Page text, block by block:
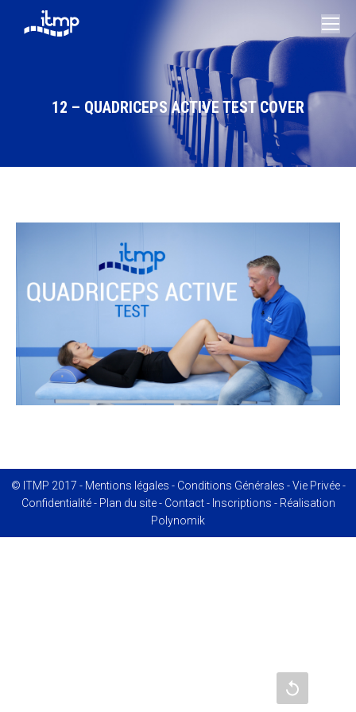
12 – QUADRICEPS ACTIVE TEST COVER
Vous êtes ici :
© ITMP 2017 - Mentions légales - Conditions Générales -Vie Privée-
Confidentialité- Plan du site- Contact- Inscriptions - Réalisation
Polynomik
Recharger